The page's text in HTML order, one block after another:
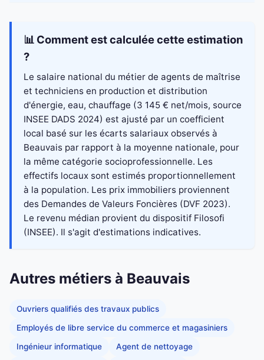
📊 Comment est calculée cette estimation
?
Le salaire national du métier de agents de maîtrise
et techniciens en production et distribution
d'énergie, eau, chauffage (3 145 € net/mois, source
INSEE DADS 2024) est ajusté par un coefficient
local basé sur les écarts salariaux observés à
Beauvais par rapport à la moyenne nationale, pour
la même catégorie socioprofessionnelle. Les
effectifs locaux sont estimés proportionnellement
à la population. Les prix immobiliers proviennent
des Demandes de Valeurs Foncières (DVF 2023).
Le revenu médian provient du dispositif Filosofi
(INSEE). Il s'agit d'estimations indicatives.
Autres métiers à Beauvais
Ouvriers qualifiés des travaux publics
Employés de libre service du commerce et magasiniers
Ingénieur informatique Agent de nettoyage